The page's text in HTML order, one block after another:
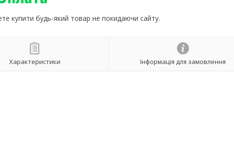
купити будь-який товар не покидаючи сайту.
Характеристики Інформація для замовлення